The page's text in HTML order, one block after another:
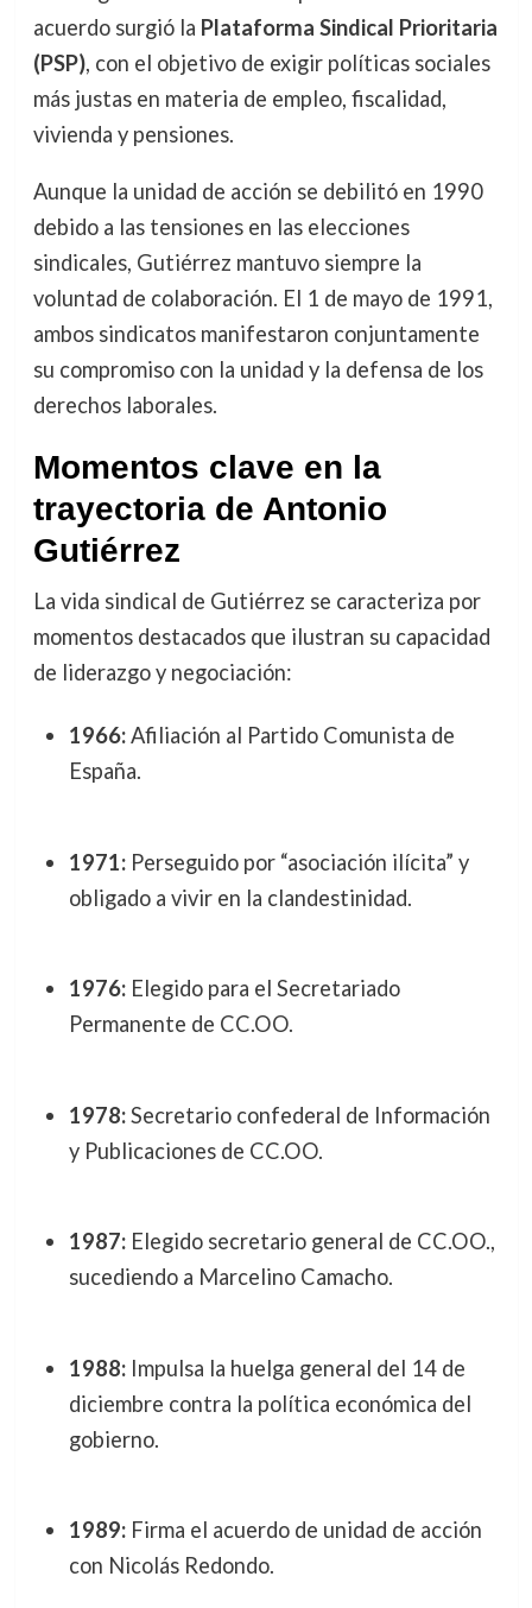
acuerdo surgió la Plataforma Sindical Prioritaria
(PSP), con el objetivo de exigir políticas sociales
más justas en materia de empleo, fiscalidad,
vivienda y pensiones.
Aunque la unidad de acción se debilitó en 1990
debido a las tensiones en las elecciones
sindicales, Gutiérrez mantuvo siempre la
voluntad de colaboración. El 1 de mayo de 1991,
ambos sindicatos manifestaron conjuntamente
su compromiso con la unidad y la defensa de los
derechos laborales.
Momentos clave en la
trayectoria de Antonio
Gutiérrez
La vida sindical de Gutiérrez se caracteriza por
momentos destacados que ilustran su capacidad
de liderazgo y negociación:
1966:Afiliación al Partido Comunista de
España.
1971:Perseguido por “asociación ilícita” y
obligado a vivir en la clandestinidad.
1976:Elegido para el Secretariado
Permanente de CC.OO.
1978:Secretario confederal de Información
y Publicaciones de CC.OO.
1987:Elegido secretario general de CC.OO.,
sucediendo a Marcelino Camacho.
1988:Impulsa la huelga general del 14 de
diciembre contra la política económica del
gobierno.
1989:Firma el acuerdo de unidad de acción
con Nicolás Redondo.